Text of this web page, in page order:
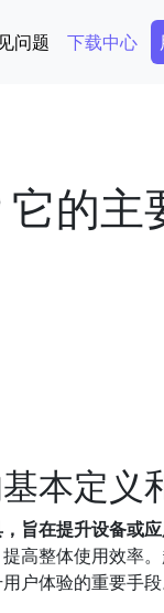
问题 下载中心
的主
本定义
旨在提升设备或应
高整体使用效率
户体验的重要手段